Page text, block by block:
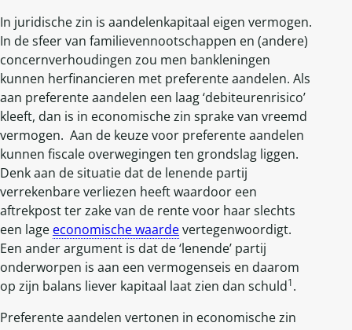
In juridische zin is aandelenkapitaal eigen vermogen.
In de sfeer van familievennootschappen en (andere)
concernverhoudingen zou men bankleningen
kunnen herfinancieren met preferente aandelen. Als
aan preferente aandelen een laag ‘debiteurenrisico’
kleeft, dan is in economische zin sprake van vreemd
vermogen. Aan de keuze voor preferente aandelen
kunnen fiscale overwegingen ten grondslag liggen.
Denk aan de situatie dat de lenende partij
verrekenbare verliezen heeft waardoor een
aftrekpost ter zake van de rente voor haar slechts
een lage economische waardevertegenwoordigt.
Een ander argument is dat de ‘lenende’ partij
onderworpen is aan een vermogenseis en daarom
op zijn balans liever kapitaal laat zien dan schuld1.
Preferente aandelen vertonen in economische zin